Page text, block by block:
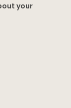
your